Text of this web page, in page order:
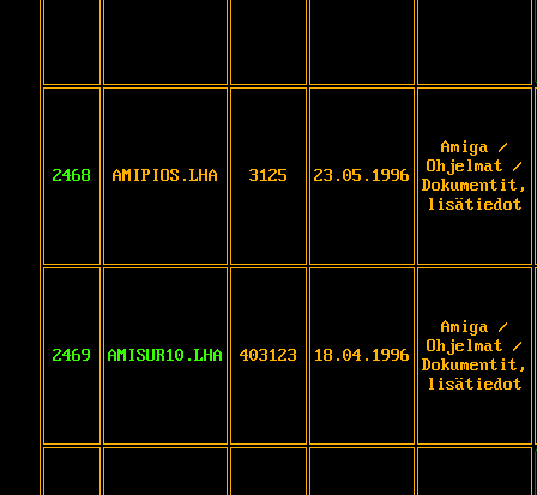
2468 AMIPIOS.LHA 3125 23.05.1996
Amiga /
Ohjelmat /
Dokumentit,
lisätiedot
2469 AMISUR10.LHA 403123 18.04.1996
Amiga /
Ohjelmat /
Dokumentit,
lisätiedot